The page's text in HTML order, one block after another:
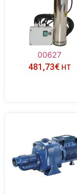
00627
481,73€ HT